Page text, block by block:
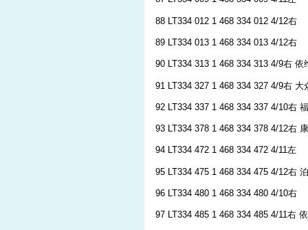
88 LT334 012 1 468 334 012 4/12右
89 LT334 013 1 468 334 013 4/12右
90 LT334 313 1 468 334 313 4/9右 依
91 LT334 327 1 468 334 327 4/9右 大
92 LT334 337 1 468 334 337 4/10右
93 LT334 378 1 468 334 378 4/12右
94 LT334 472 1 468 334 472 4/11左
95 LT334 475 1 468 334 475 4/12右
96 LT334 480 1 468 334 480 4/10右
97 LT334 485 1 468 334 485 4/11右